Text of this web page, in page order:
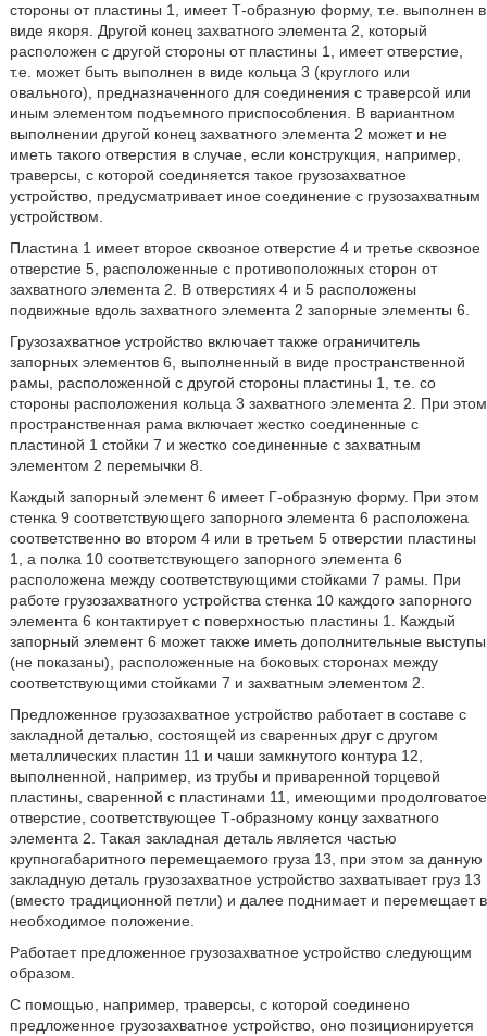
стороны от пластины 1, имеет Т-образную форму, т.е. выполнен в
виде якоря. Другой конец захватного элемента 2, который
расположен с другой стороны от пластины 1, имеет отверстие,
т.е. может быть выполнен в виде кольца 3 (круглого или
овального), предназначенного для соединения с траверсой или
иным элементом подъемного приспособления. В вариантном
выполнении другой конец захватного элемента 2 может и не
иметь такого отверстия в случае, если конструкция, например,
траверсы, с которой соединяется такое грузозахватное
устройство, предусматривает иное соединение с грузозахватным
устройством.
Пластина 1 имеет второе сквозное отверстие 4 и третье сквозное
отверстие 5, расположенные с противоположных сторон от
захватного элемента 2. В отверстиях 4 и 5 расположены
подвижные вдоль захватного элемента 2 запорные элементы 6.
Грузозахватное устройство включает также ограничитель
запорных элементов 6, выполненный в виде пространственной
рамы, расположенной с другой стороны пластины 1, т.е. со
стороны расположения кольца 3 захватного элемента 2. При этом
пространственная рама включает жестко соединенные с
пластиной 1 стойки 7 и жестко соединенные с захватным
элементом 2 перемычки 8.
Каждый запорный элемент 6 имеет Г-образную форму. При этом
стенка 9 соответствующего запорного элемента 6 расположена
соответственно во втором 4 или в третьем 5 отверстии пластины
1, а полка 10 соответствующего запорного элемента 6
расположена между соответствующими стойками 7 рамы. При
работе грузозахватного устройства стенка 10 каждого запорного
элемента 6 контактирует с поверхностью пластины 1. Каждый
запорный элемент 6 может также иметь дополнительные выступы
(не показаны), расположенные на боковых сторонах между
соответствующими стойками 7 и захватным элементом 2.
Предложенное грузозахватное устройство работает в составе с
закладной деталью, состоящей из сваренных друг с другом
металлических пластин 11 и чаши замкнутого контура 12,
выполненной, например, из трубы и приваренной торцевой
пластины, сваренной с пластинами 11, имеющими продолговатое
отверстие, соответствующее Т-образному концу захватного
элемента 2. Такая закладная деталь является частью
крупногабаритного перемещаемого груза 13, при этом за данную
закладную деталь грузозахватное устройство захватывает груз 13
(вместо традиционной петли) и далее поднимает и перемещает в
необходимое положение.
Работает предложенное грузозахватное устройство следующим
образом.
С помощью, например, траверсы, с которой соединено
предложенное грузозахватное устройство, оно позиционируется